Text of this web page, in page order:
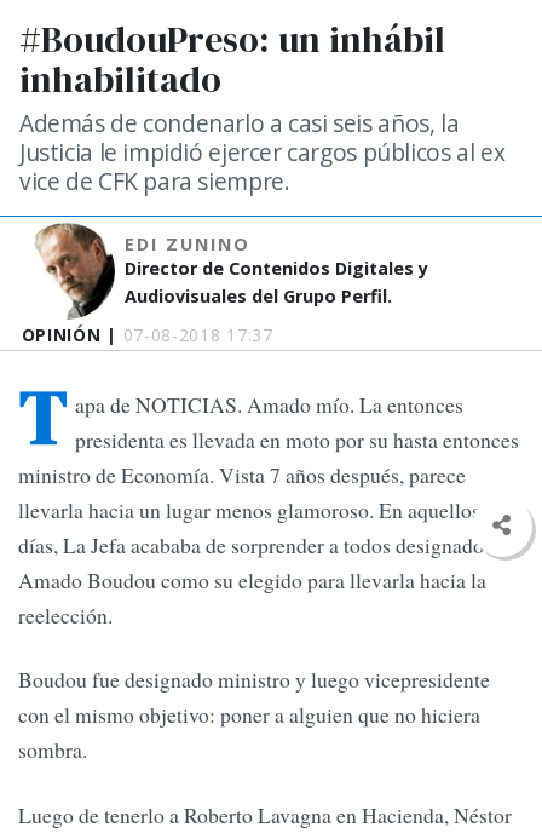
OPINIÓN | 07-08-2018 17:37
#BoudouPreso: un inhábil
inhabilitado
Además de condenarlo a casi seis años, la
Justicia le impidió ejercer cargos públicos al ex
vice de CFK para siempre.
EDI ZUNINO
Director de Contenidos Digitales y
Audiovisuales del Grupo Perfil.
T apa de NOTICIAS. Amado mío. La entonces
presidenta es llevada en moto por su hasta entonces
ministro de Economía. Vista 7 años después, parece
llevarla hacia un lugar menos glamoroso. En aquellos
días, La Jefa acababa de sorprender a todos designado a
Amado Boudou como su elegido para llevarla hacia la
reelección.
Boudou fue designado ministro y luego vicepresidente
con el mismo objetivo: poner a alguien que no hiciera
sombra.
Luego de tenerlo a Roberto Lavagna en Hacienda, Néstor